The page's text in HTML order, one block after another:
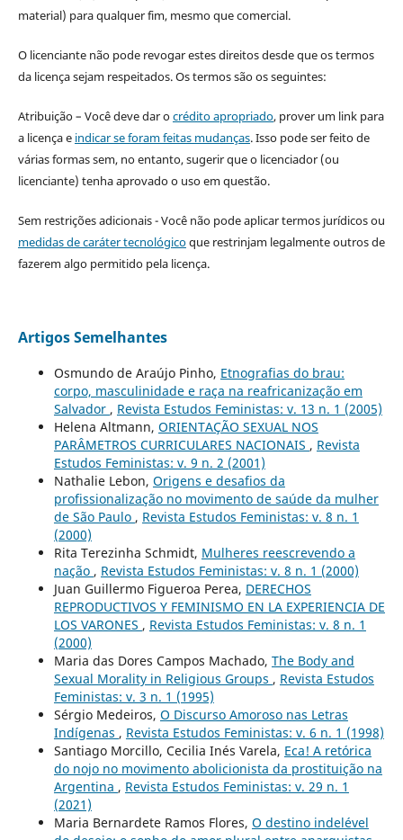
material) para qualquer fim, mesmo que comercial.
O licenciante não pode revogar estes direitos desde que os termos
da licença sejam respeitados. Os termos são os seguintes:
Atribuição – Você deve dar ocrédito apropriado, prover um link para
a licença e indicar se foram feitas mudanças. Isso pode ser feito de
várias formas sem, no entanto, sugerir que o licenciador (ou
licenciante) tenha aprovado o uso em questão.
Sem restrições adicionais - Você não pode aplicar termos jurídicos ou
medidas de caráter tecnológicoque restrinjam legalmente outros de
fazerem algo permitido pela licença.
Artigos Semelhantes
Osmundo de Araújo Pinho, Etnografias do brau:
corpo, masculinidade e raça na reafricanização em
Salvador , Revista Estudos Feministas: v. 13 n. 1 (2005)
Helena Altmann, ORIENTAÇÃO SEXUAL NOS
PARÂMETROS CURRICULARES NACIONAIS , Revista
Estudos Feministas: v. 9 n. 2 (2001)
Nathalie Lebon, Origens e desafios da
profissionalização no movimento de saúde da mulher
de São Paulo , Revista Estudos Feministas: v. 8 n. 1
(2000)
Rita Terezinha Schmidt, Mulheres reescrevendo a
nação , Revista Estudos Feministas: v. 8 n. 1 (2000)
Juan Guillermo Figueroa Perea, DERECHOS
REPRODUCTIVOS Y FEMINISMO EN LA EXPERIENCIA DE
LOS VARONES , Revista Estudos Feministas: v. 8 n. 1
(2000)
Maria das Dores Campos Machado, The Body and
Sexual Morality in Religious Groups , Revista Estudos
Feministas: v. 3 n. 1 (1995)
Sérgio Medeiros, O Discurso Amoroso nas Letras
Indígenas , Revista Estudos Feministas: v. 6 n. 1 (1998)
Santiago Morcillo, Cecilia Inés Varela, Eca! A retórica
do nojo no movimento abolicionista da prostituição na
Argentina , Revista Estudos Feministas: v. 29 n. 1
(2021)
Maria Bernardete Ramos Flores, O destino indelével